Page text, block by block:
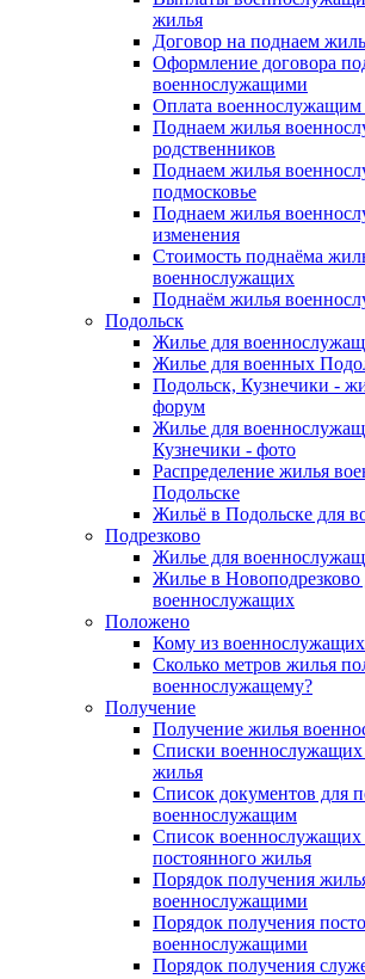
жилья
Договор на поднаем
Оформление договора
военнослужащими
Оплата военнослужащим
Поднаем жилья
родственников
Поднаем жилья
подмосковье
Поднаем жилья
изменения
Стоимость поднаёма
военнослужащих
Поднаём жилья
Подольск
Жилье для
Жилье для военных
Подольск, Кузнечики -
форум
Жилье для
Кузнечики - фото
Распределение жилья
Подольске
Жильё в Подольске для
Подрезково
Жилье для
Жилье в Новоподрезково
военнослужащих
Положено
Кому из
Сколько метров жилья
военнослужащему?
Получение
Получение жилья
Списки военнослужащих
жилья
Список документов для
военнослужащим
Список военнослужащих
постоянного жилья
Порядок получения
военнослужащими
Порядок получения
военнослужащими
Порядок получения